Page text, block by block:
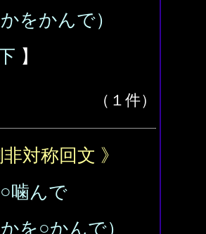
をかんで）
】
（１件）
非対称回文 》
噛んで
かを○かんで）